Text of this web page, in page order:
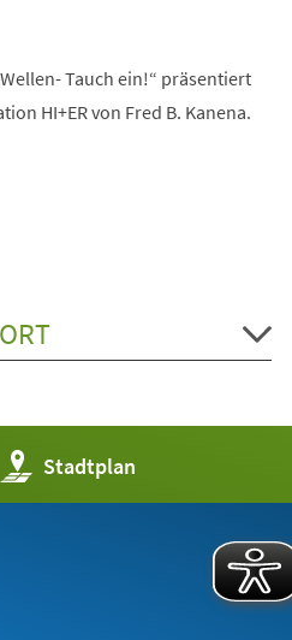
Tauch ein!“ präsentiert
HI+ER von Fred B. Kanena.
Stadtplan
(Öffnet
in
einem